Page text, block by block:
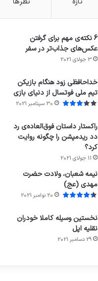
6 نکته‌ی مهم برای گرفتن
عکس‌های جذاب‌تر در سفر
3 جولای 2021
خداحافظی زود هنگام بازیکن
تیم ملی فوتسال از دنیای بازی
30 سپتامبر 2021
راکستار داستان فوق‌العاده‌ی رد
دد ریدمپشن را چگونه روایت
کرد؟
11 جولای 2021
نیمه شعبان، ولادت حضرت
مهدی (عج)
20 نوامبر 2021
نخستین وسیله کاملا خودران
نقلیه اپل
29 دسامبر 2021